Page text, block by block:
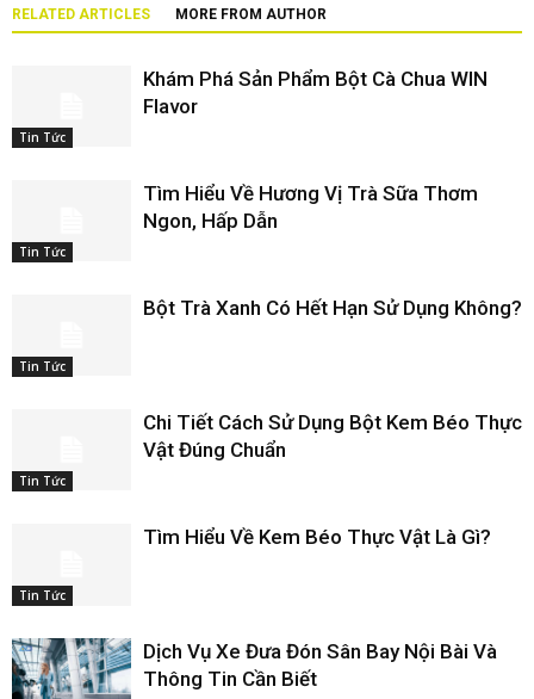
RELATED ARTICLES MORE FROM AUTHOR
Tin Tức
Khám Phá Sản Phẩm Bột Cà Chua WIN
Flavor
Tin Tức
Tìm Hiểu Về Hương Vị Trà Sữa Thơm
Ngon, Hấp Dẫn
Tin Tức
Bột Trà Xanh Có Hết Hạn Sử Dụng Không?
Tin Tức
Chi Tiết Cách Sử Dụng Bột Kem Béo Thực
Vật Đúng Chuẩn
Tin Tức
Tìm Hiểu Về Kem Béo Thực Vật Là Gì?
Dịch Vụ Xe Đưa Đón Sân Bay Nội Bài Và
Thông Tin Cần Biết